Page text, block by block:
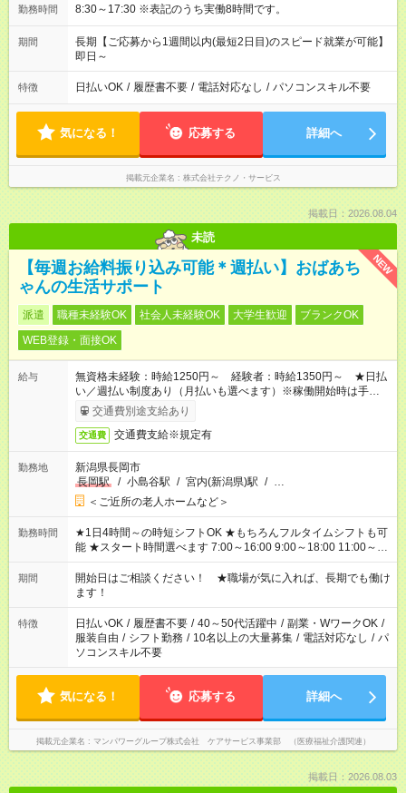
勤務時間 8:30～17:30 ※表記のうち実働8時間です。
期間
長期【ご応募から1週間以内(最短2日目)のスピード就業が可能】
即日～
特徴 日払いOK / 履歴書不要 / 電話対応なし / パソコンスキル不要
気になる！ 応募する 詳細へ
掲載元企業名 株式会社テクノ・サービス
掲載日：2026.08.04
未読
NEW
【毎週お給料振り込み可能＊週払い】おばあち
ゃんの生活サポート
派遣 職種未経験OK 社会人未経験OK 大学生歓迎
ブランクOK
WEB登録・面接OK
給与
無資格未経験：時給1250円～ 経験者：時給1350円～ ★日払
い／週払い制度あり（月払いも選べます）※稼働開始時は手続き
完了次第のお支払いとなります。
交通費別途支給あり
交通費 交通費支給※規定有
勤務地
新潟県長岡市
長岡駅
/ 小島谷駅 / 宮内(新潟県)駅 / …
＜ご近所の老人ホームなど＞
勤務時間
★1日4時間～の時短シフトOK ★もちろんフルタイムシフトも可
能 ★スタート時間選べます 7:00～16:00 9:00～18:00 11:00～
20:00 など 残業なし！ ※Wワークの場合、他のお仕事と合わせ
週40時間超の就業はご案内できません ※法令に基づき、週20時
間以上勤務は社会保険への加入対象となります ※労働者派遣法
（日雇い派遣の原則禁止）により、短時間・短期間の就業はご
案内が難しい場合があります
期間
開始日はご相談ください！ ★職場が気に入れば、長期でも働け
ます！
特徴 日払いOK / 履歴書不要 / 40～50代活躍中 / 副業・WワークOK /
服装自由 / シフト勤務 / 10名以上の大量募集 / 電話対応なし / パ
ソコンスキル不要
気になる！ 応募する 詳細へ
掲載元企業名 マンパワーグループ株式会社 ケアサービス事業部 （医療福祉介護関連）
掲載日：2026.08.03